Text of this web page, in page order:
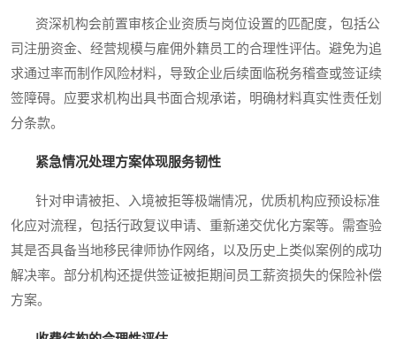
资深机构会前置审核企业资质与岗位设置的匹配度，包括公
司注册资金、经营规模与雇佣外籍员工的合理性评估。避免为追
求通过率而制作风险材料，导致企业后续面临税务稽查或签证续
签障碍。应要求机构出具书面合规承诺，明确材料真实性责任划
分条款。
紧急情况处理方案体现服务韧性
针对申请被拒、入境被拒等极端情况，优质机构应预设标准
化应对流程，包括行政复议申请、重新递交优化方案等。需查验
其是否具备当地移民律师协作网络，以及历史上类似案例的成功
解决率。部分机构还提供签证被拒期间员工薪资损失的保险补偿
方案。